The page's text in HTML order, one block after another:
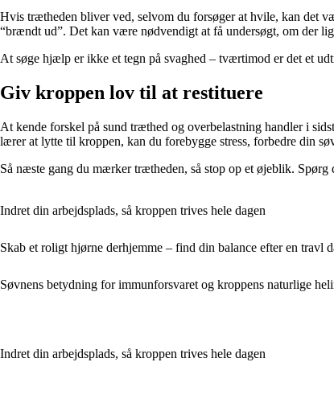
Hvis trætheden bliver ved, selvom du forsøger at hvile, kan det
“brændt ud”. Det kan være nødvendigt at få undersøgt, om der
At søge hjælp er ikke et tegn på svaghed – tværtimod er det et
Giv kroppen lov til at restituere
At kende forskel på sund træthed og overbelastning handler i
lærer at lytte til kroppen, kan du forebygge stress, forbedre din
Så næste gang du mærker trætheden, så stop op et øjeblik.
Indret din arbejdsplads, så kroppen trives hele dagen
Skab et roligt hjørne derhjemme – find din balance efter en travl
Søvnens betydning for immunforsvaret og kroppens naturlige
Indret din arbejdsplads, så kroppen trives hele dagen